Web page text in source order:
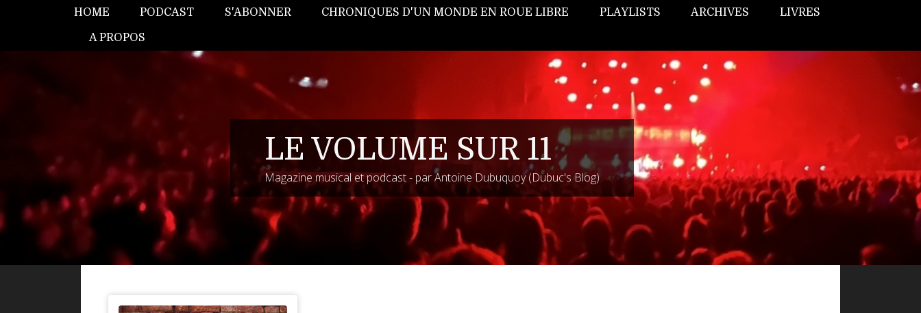
HOME PODCAST S'ABONNER CHRONIQUES D'UN MONDE EN ROUE LIBRE PLAYLISTS ARCHIVES LIVRES
A PROPOS
LE VOLUME SUR 11
Magazine musical et podcast - par Antoine Dubuquoy (Dubuc's Blog)